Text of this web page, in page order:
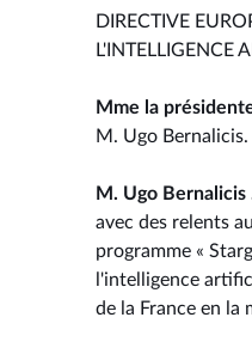
DIRECTIVE
L'INTELLIGENCE
Mme la
M. Ugo Bernalicis.
M. Ugo Bernalicis
avec des relents
programme «
l'intelligence
de la France en la